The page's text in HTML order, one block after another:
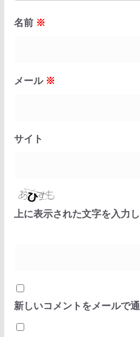
名前 ※
メール ※
サイト
上に表示された文字を入力し
新しいコメントをメールで